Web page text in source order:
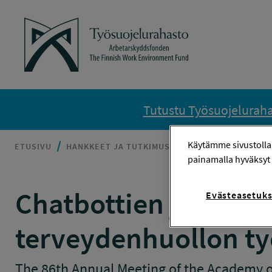
Työsuojelurahasto
Tutustu
ETUSIVU HANKKEET JA TUTKIMUSTIETO
Chatbottien ja
terveydenhuollon
Käytämme
painamalla